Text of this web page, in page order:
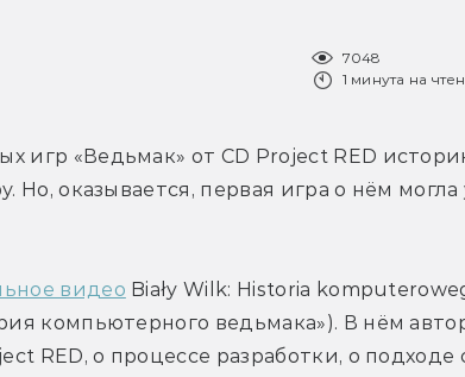
7048
1 минута на
игр «Ведьмак» от CD Project RED
Но, оказывается, первая игра о нём
видео Biały Wilk: Historia
компьютерного ведьмака»). В нём
RED, о процессе разработки, о подходе